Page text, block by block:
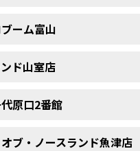
ーム富山
ド山室店
原口2番館
ブ・ノースランド魚津店